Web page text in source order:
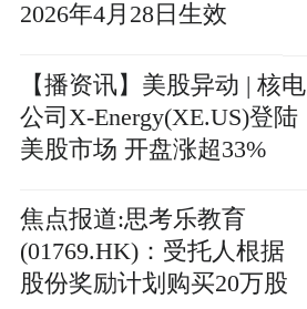
2026年4月28日生效
【播资讯】美股异动 | 核电
公司X-Energy(XE.US)登陆
美股市场 开盘涨超33%
焦点报道:思考乐教育
(01769.HK)：受托人根据
股份奖励计划购买20万股